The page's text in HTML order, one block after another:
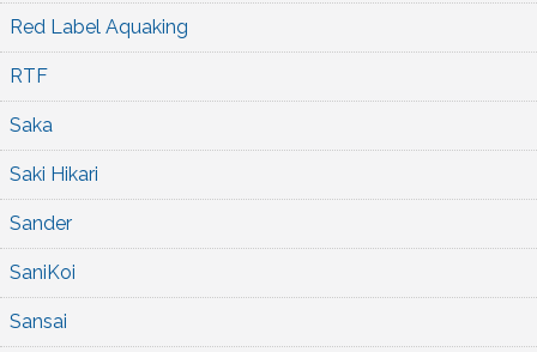
Red Label Aquaking
RTF
Saka
Saki Hikari
Sander
SaniKoi
Sansai